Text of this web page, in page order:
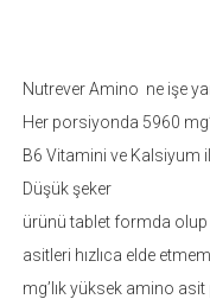
Nutrever Amino ne işe
Her porsiyonda 5960
B6 Vitamini ve Kalsiyum
Düşük şeker
ürünü tablet formda
asitleri hızlıca elde
mg’lık yüksek amino